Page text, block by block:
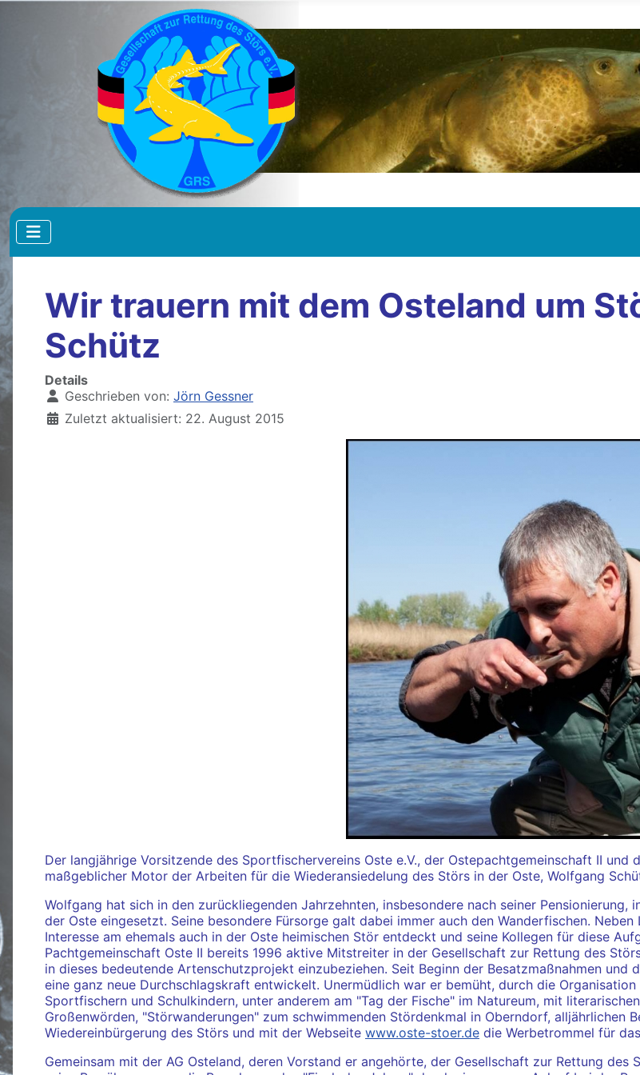
Wir trauern mit dem Osteland um
Schütz
Details
Geschrieben von: Jörn Gessner
Zuletzt aktualisiert: 22. August 2015
Der langjährige Vorsitzende des Sportfischervereins Oste e.V., der Ostepachtgemeinschaft II
maßgeblicher Motor der Arbeiten für die Wiederansiedelung des Störs in der Oste, Wolfgang
Wolfgang hat sich in den zurückliegenden Jahrzehnten, insbesondere nach seiner
der Oste eingesetzt. Seine besondere Fürsorge galt dabei immer auch den Wanderfischen.
Interesse am ehemals auch in der Oste heimischen Stör entdeckt und seine Kollegen für diese
Pachtgemeinschaft Oste II bereits 1996 aktive Mitstreiter in der Gesellschaft zur Rettung des
in dieses bedeutende Artenschutzprojekt einzubeziehen. Seit Beginn der Besatzmaßnahmen
eine ganz neue Durchschlagskraft entwickelt. Unermüdlich war er bemüht, durch die
Sportfischern und Schulkindern, unter anderem am "Tag der Fische" im Natureum, mit
Großenwörden, "Störwanderungen" zum schwimmenden Stördenkmal in Oberndorf, alljährlichen
Wiedereinbürgerung des Störs und mit der Webseite www.oste-stoer.de die Werbetrommel für
Gemeinsam mit der AG Osteland, deren Vorstand er angehörte, der Gesellschaft zur Rettung